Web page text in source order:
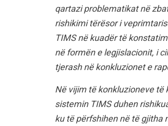
qartazi problematikat në
rishikimi tërësor i
TIMS në kuadër të
në formën e legjislacionit, i
tjerash në konkluzionet e
Në vijim të konkluzioneve të
sistemin TIMS duhen
ku të përfshihen në të gjitha